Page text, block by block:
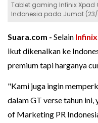
Tablet gaming Infinix Xpad
Indonesia pada Jumat
Suara.com - Selain Infinix
ikut dikenalkan ke
premium tapi harganya
"Kami juga ingin
dalam GT verse tahun
of Marketing PR